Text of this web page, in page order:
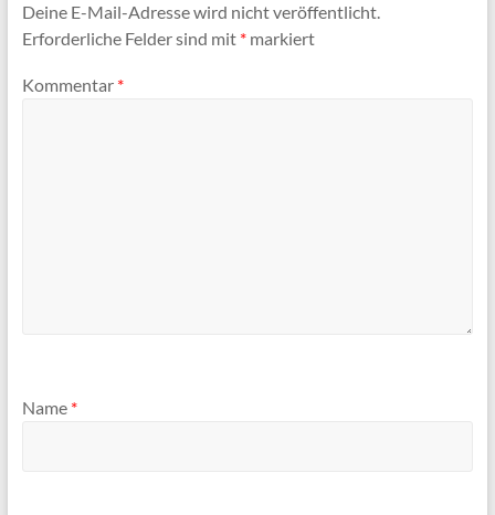
Deine E-Mail-Adresse wird nicht veröffentlicht.
Erforderliche Felder sind mit *markiert
Kommentar *
Name *